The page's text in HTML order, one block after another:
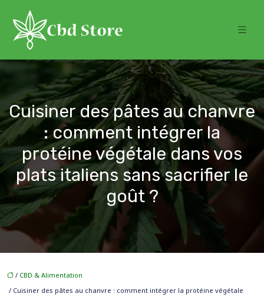
Cuisiner des pâtes au chanvre
: comment intégrer la
protéine végétale dans vos
plats italiens sans sacrifier le
goût ?
/ CBD & Alimentation
/ Cuisiner des pâtes au chanvre : comment intégrer la protéine végétale